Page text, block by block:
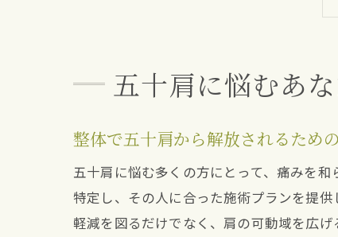
五十肩に悩むあ
整体で五十肩から解放されるため
五十肩に悩む多くの方にとって、痛みを
特定し、その人に合った施術プランを提
軽減を図るだけでなく、肩の可動域を広